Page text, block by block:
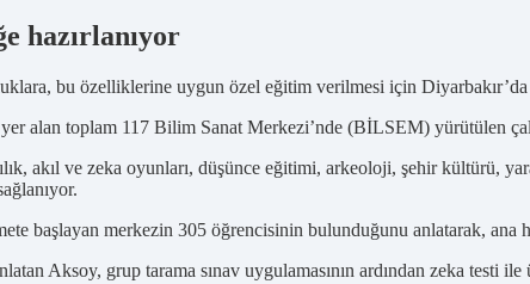
hazırlanıyor
bu özelliklerine uygun özel eğitim verilmesi için Diyarbakır’da
alan toplam 117 Bilim Sanat Merkezi’nde (BİLSEM) yürütülen
akıl ve zeka oyunları, düşünce eğitimi, arkeoloji, şehir kültürü,
başlayan merkezin 305 öğrencisinin bulunduğunu anlatarak,
Aksoy, grup tarama sınav uygulamasının ardından zeka testi